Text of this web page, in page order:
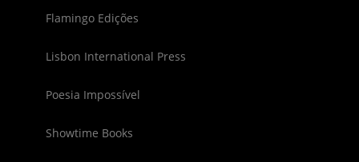
Flamingo Edições
Lisbon International Press
Poesia Impossível
Showtime Books